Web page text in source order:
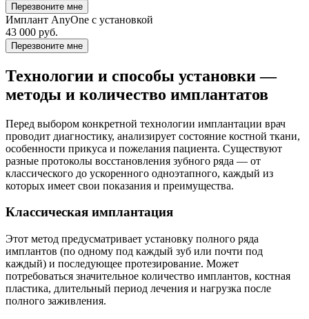
Перезвоните мне
Имплант AnyOne с установкой
43 000 руб.
Перезвоните мне
Технологии и способы установки —
методы и количество имплантатов
Перед выбором конкретной технологии имплантации врач
проводит диагностику, анализирует состояние костной ткани,
особенности прикуса и пожелания пациента. Существуют
разные протоколы восстановления зубного ряда — от
классического до ускоренного одноэтапного, каждый из
которых имеет свои показания и преимущества.
Классическая имплантация
Этот метод предусматривает установку полного ряда
имплантов (по одному под каждый зуб или почти под
каждый) и последующее протезирование. Может
потребоваться значительное количество имплантов, костная
пластика, длительный период лечения и нагрузка после
полного заживления.